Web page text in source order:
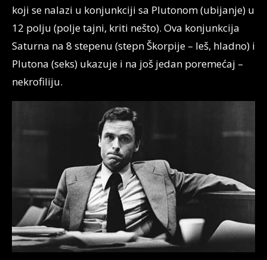
koji se nalazi u konjunkciji sa Plutonom (ubijanje) u
12 polju (polje tajni, kriti nešto). Ova konjunkcija
Saturna na 8 stepenu (stepn Škorpije – leš, hladno) i
Plutona (seks) ukazuje i na još jedan poremećaj –
nekrofiliju.